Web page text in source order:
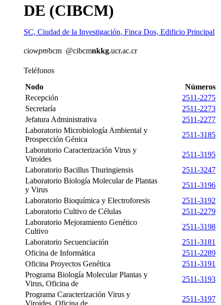
DE (CIBCM)
SC, Ciudad de la Investigación, Finca Dos, Edificio Principal
ciowpmbcm @cibcmnkkg.ucr.ac.cr
Teléfonos
Nodo
Números
Recepción
2511-2275
Secretaría
2511-2273
Jefatura Administrativa
2511-2277
Laboratorio Microbiología Ambiental y
Prospección Génica
2511-3185
Laboratorio Caracterización Virus y
Viroides
2511-3195
Laboratorio Bacillus Thuringiensis
2511-3247
Laboratorio Biología Molecular de Plantas
y Virus
2511-3196
Laboratorio Bioquímica y Electroforesis
2511-3192
Laboratorio Cultivo de Células
2511-2279
Laboratorio Mejoramiento Genético
Cultivo
2511-3198
Laboratorio Secuenciación
2511-3181
Oficina de Informática
2511-2289
Oficina Proyectos Genética
2511-3191
Programa Biología Molecular Plantas y
Virus, Oficina de
2511-3193
Programa Caracterización Virus y
2511-3197